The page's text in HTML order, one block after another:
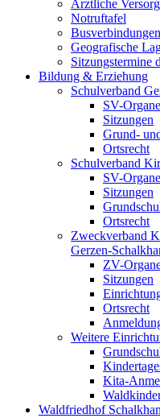
Ärztliche
Notruftafel
Busverbindungen
Geografische
Sitzungstermine
Bildung & Erziehung
Schulverband
SV-Organe
Sitzungen
Grund-
Ortsrecht
Schulverband
SV-Organe
Sitzungen
Ortsrecht
Zweckverband
Gerzen-
ZV-
Sitzungen
Ortsrecht
Weitere
Kita-
Waldfriedhof